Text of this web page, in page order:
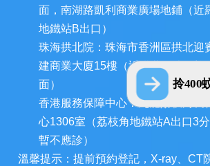
拎400
面，南湖路凱利商業廣場地鋪（近
地鐵站B出口）
珠海拱北院：珠海市香洲區拱北迎
建商業大廈15樓（近拱北口岸，迎
面）
香港服務保障中心：九龍荔枝角長
心1306室（荔枝角地鐵站A出口3
暫不應診）
溫馨提示：提前預約登記，X-ray、CT